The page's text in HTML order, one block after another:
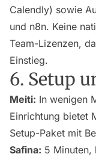
Calendly) sowie
und n8n. Keine
Team-Lizenzen,
Einstieg.
6. Setup
Meiti: In wenigen
Einrichtung bietet
Setup-Paket mit
Safina: 5 Minuten,